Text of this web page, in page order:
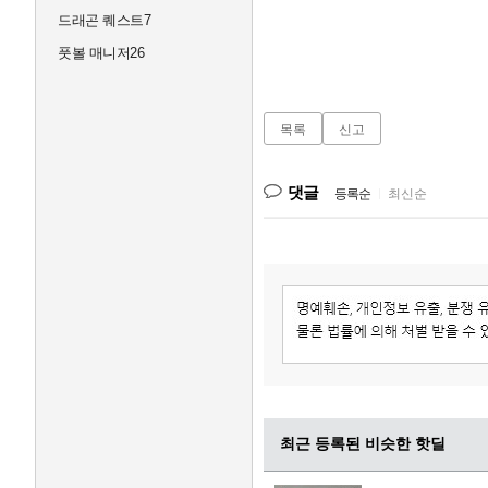
드래곤 퀘스트7
풋볼 매니저26
목록 신고
댓글 등록순 최신순
최근 등록된 비슷한 핫딜